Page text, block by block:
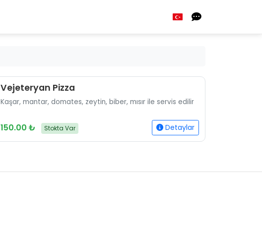
Vejeteryan Pizza
Kaşar, mantar, domates, zeytin, biber, mısır ile servis edilir
150.00 ₺ Stokta Var Detaylar